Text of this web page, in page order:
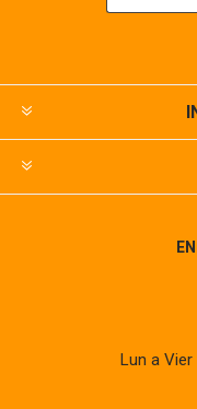
Lun a Vier